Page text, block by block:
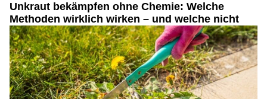
Unkraut bekämpfen ohne Chemie: Welche
Methoden wirklich wirken – und welche nicht